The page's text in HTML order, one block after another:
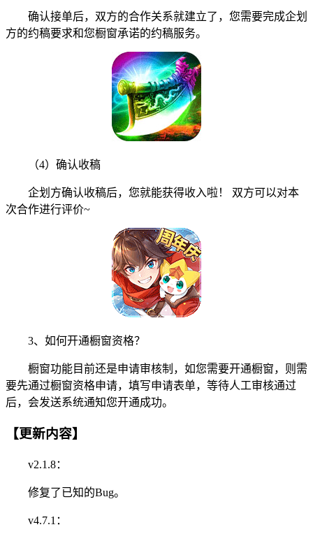
确认接单后，双方的合作关系就建立了，您需要完成企划
方的约稿要求和您橱窗承诺的约稿服务。
（4）确认收稿
企划方确认收稿后，您就能获得收入啦！ 双方可以对本
次合作进行评价~
3、如何开通橱窗资格？
橱窗功能目前还是申请审核制，如您需要开通橱窗，则需
要先通过橱窗资格申请，填写申请表单，等待人工审核通过
后，会发送系统通知您开通成功。
【更新内容】
v2.1.8：
修复了已知的Bug。
v4.7.1：